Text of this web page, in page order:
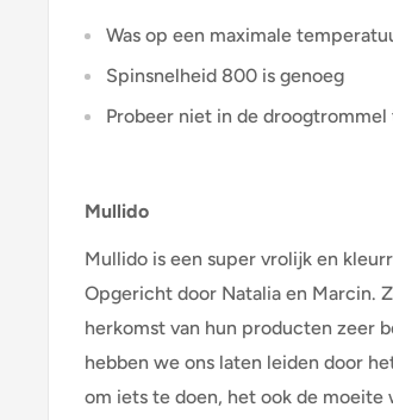
Was op een maximale
Spinsnelheid 800 is genoeg
Probeer niet in de droogtrommel
Mullido
Mullido is een super vrolijk en
Opgericht door Natalia en Marcin.
herkomst van hun producten zeer
hebben we ons laten leiden door
om iets te doen, het ook de